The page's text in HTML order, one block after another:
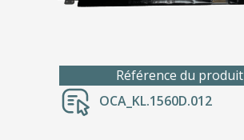
Référence du produit
OCA_KL.1560D.012